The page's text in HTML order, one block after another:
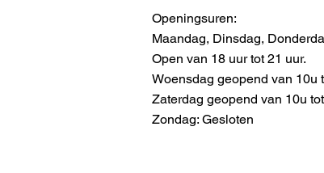
Openingsuren:
Maandag, Dinsdag,
Open van 18 uur tot 21 uur.
Woensdag geopend van 10u
Zaterdag geopend van 10u
Zondag: Gesloten